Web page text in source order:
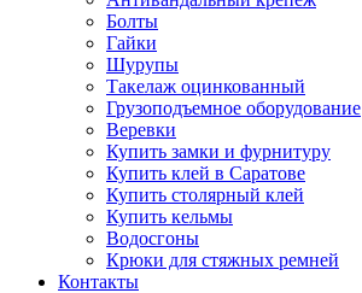
Болты
Гайки
Шурупы
Такелаж оцинкованный
Грузоподъемное оборудование
Веревки
Купить замки и фурнитуру
Купить клей в Саратове
Купить столярный клей
Купить кельмы
Водосгоны
Крюки для стяжных ремней
Контакты